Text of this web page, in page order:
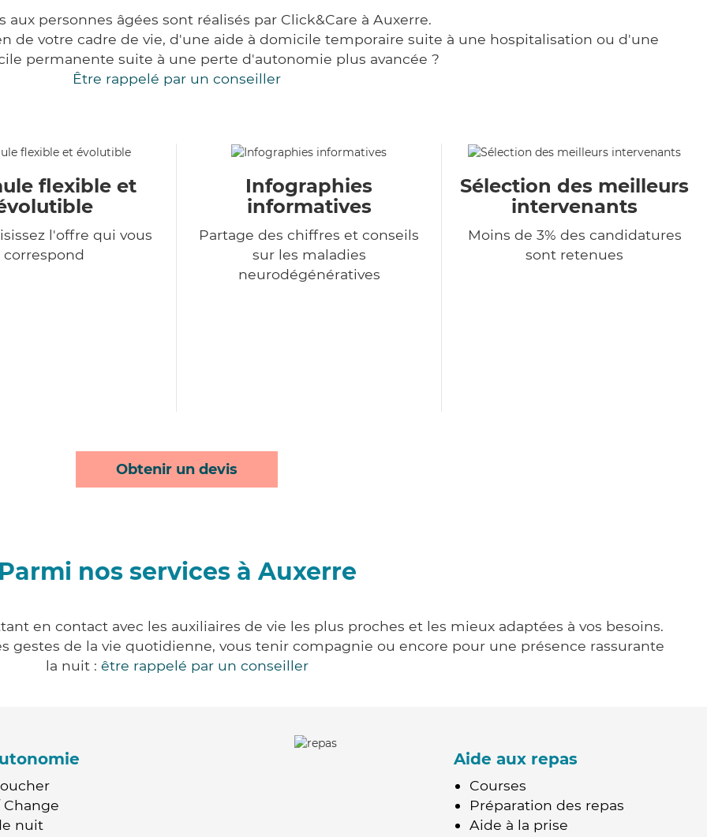
aux personnes âgées sont réalisés par Click&Care à Auxerre.
de votre cadre de vie, d'une aide à domicile temporaire suite à une hospitalisation ou d'une
permanente suite à une perte d'autonomie plus avancée ?
Être rappelé par un conseiller
flexible et
l'offre qui vous
correspond
Infographies
informatives
Partage des chiffres et conseils
sur les maladies
neurodégénératives
Sélection des meilleurs
intervenants
Moins de 3% des candidatures
sont retenues
Obtenir un devis
Parmi nos services à Auxerre
en contact avec les auxiliaires de vie les plus proches et les mieux adaptées à vos besoins.
gestes de la vie quotidienne, vous tenir compagnie ou encore pour une présence rassurante
la nuit : être rappelé par un conseiller
nuit
Aide aux repas
Courses
Préparation des repas
Aide à la prise